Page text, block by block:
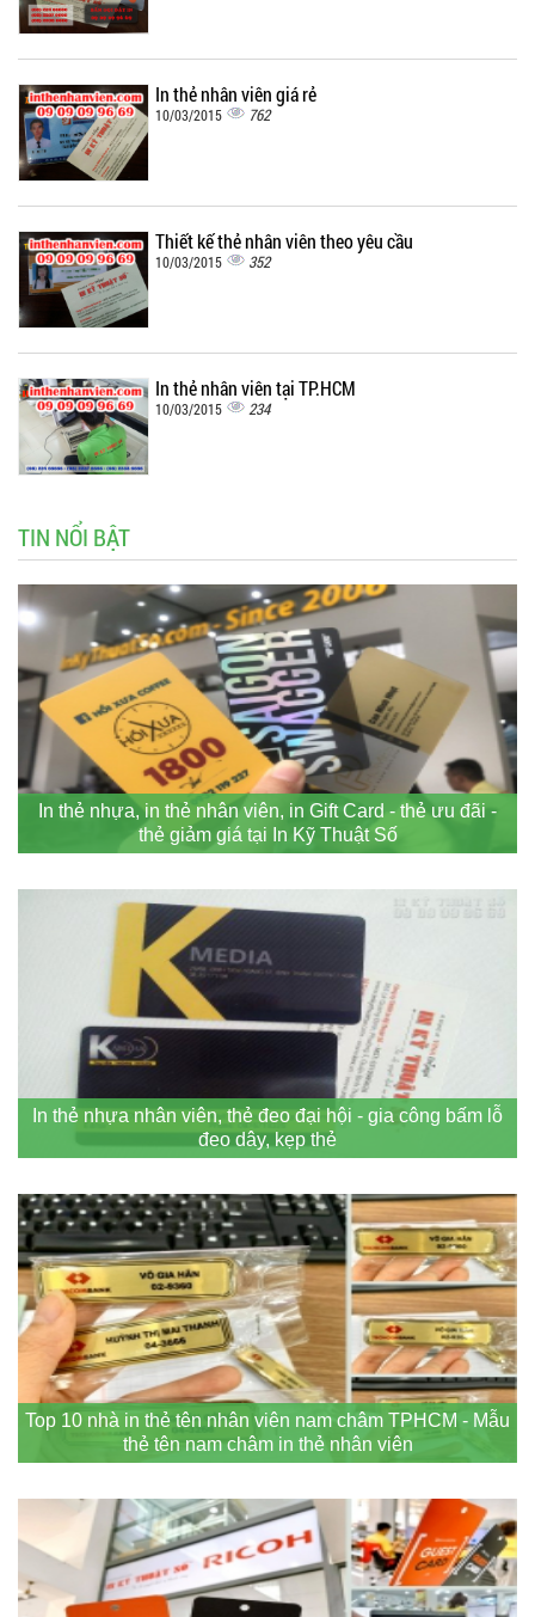
In thẻ nhân viên giá rẻ
10/03/2015 762
Thiết kế thẻ nhân viên theo yêu cầu
10/03/2015 352
In thẻ nhân viên tại TP.HCM
10/03/2015 234
TIN NỔI BẬT
In thẻ nhựa, in thẻ nhân viên, in Gift Card - thẻ ưu đãi -
thẻ giảm giá tại In Kỹ Thuật Số
In thẻ nhựa nhân viên, thẻ đeo đại hội - gia công bấm lỗ
đeo dây, kẹp thẻ
Top 10 nhà in thẻ tên nhân viên nam châm TPHCM - Mẫu
thẻ tên nam châm in thẻ nhân viên